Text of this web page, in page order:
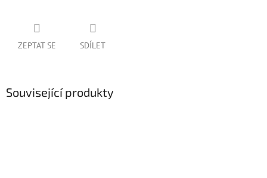
ZEPTAT SE SDÍLET
Související produkty